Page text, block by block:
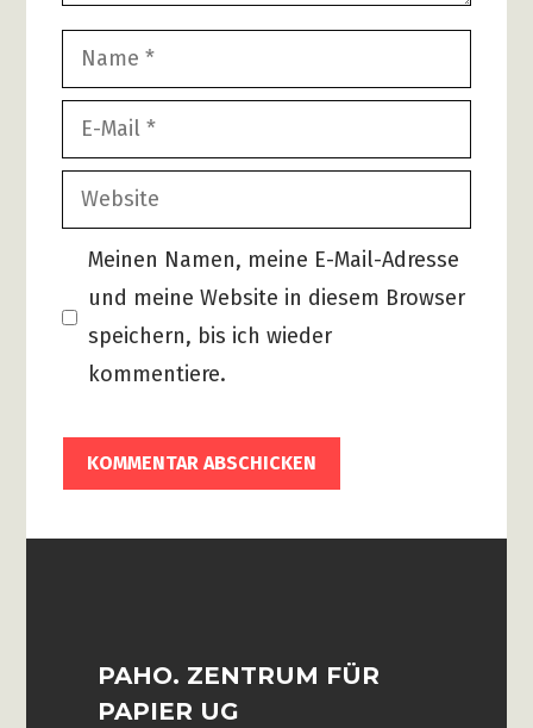
Name
Mail
Website
Meinen Namen, meine E-Mail-Adresse
und meine Website in diesem Browser
speichern, bis ich wieder
kommentiere.
PAHO. ZENTRUM FÜR
PAPIER UG